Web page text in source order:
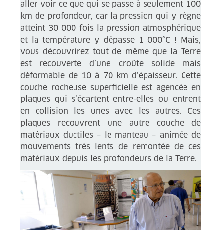
aller voir ce que qui se passe à seulement 100
km de profondeur, car la pression qui y règne
atteint 30 000 fois la pression atmosphérique
et la température y dépasse 1 000°C ! Mais,
vous découvrirez tout de même que la Terre
est recouverte d’une croûte solide mais
déformable de 10 à 70 km d’épaisseur. Cette
couche rocheuse superficielle est agencée en
plaques qui s’écartent entre-elles ou entrent
en collision les unes avec les autres. Ces
plaques recouvrent une autre couche de
matériaux ductiles – le manteau – animée de
mouvements très lents de remontée de ces
matériaux depuis les profondeurs de la Terre.